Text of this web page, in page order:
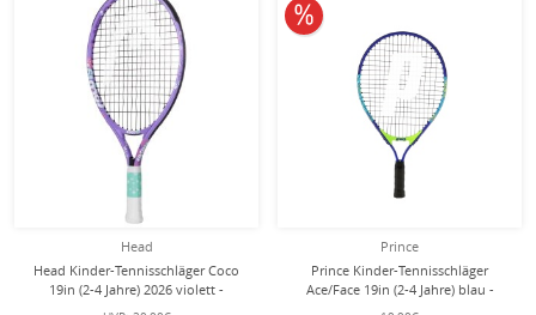
Head
Head Kinder-Tennisschläger Coco
19in (2-4 Jahre) 2026 violett -
besaitet -
Prince
Prince Kinder-Tennisschläger
Ace/Face 19in (2-4 Jahre) blau -
besaitet -
10% reduziert